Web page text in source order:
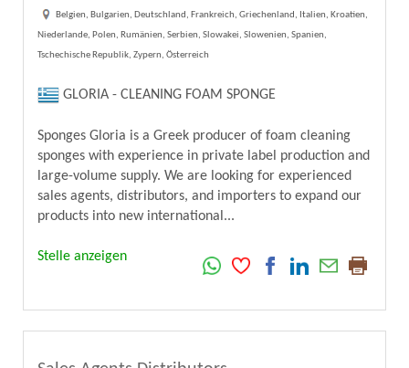
Belgien, Bulgarien, Deutschland, Frankreich, Griechenland, Italien, Kroatien,
Niederlande, Polen, Rumänien, Serbien, Slowakei, Slowenien, Spanien,
Tschechische Republik, Zypern, Österreich
GLORIA - CLEANING FOAM SPONGE
Sponges Gloria is a Greek producer of foam cleaning
sponges with experience in private label production and
large-volume supply. We are looking for experienced
sales agents, distributors, and importers to expand our
products into new international...
Stelle anzeigen